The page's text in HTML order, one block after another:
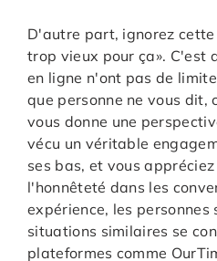
D'autre part, ignorez
trop vieux pour ça». C'est
en ligne n'ont pas de
que personne ne vous dit,
vous donne une
vécu un véritable
ses bas, et vous
l'honnêteté dans les
expérience, les
situations similaires se
plateformes comme